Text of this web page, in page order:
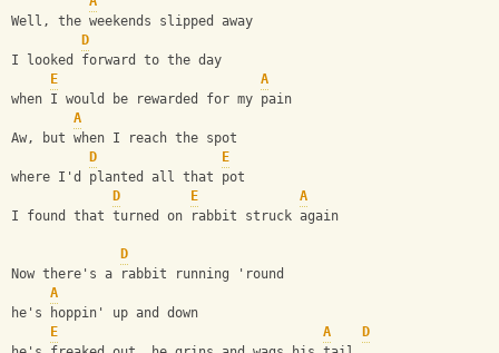
Well, the weekends slipped away
D
I looked forward to the day
E
A
when I would be rewarded for my pain
A
Aw, but when I reach the spot
D
E
where I'd planted all that pot
D
E
A
I found that turned on rabbit struck again
D
Now there's a rabbit running 'round
A
he's hoppin' up and down
E
A
D